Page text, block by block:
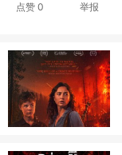
点赞 0 举报